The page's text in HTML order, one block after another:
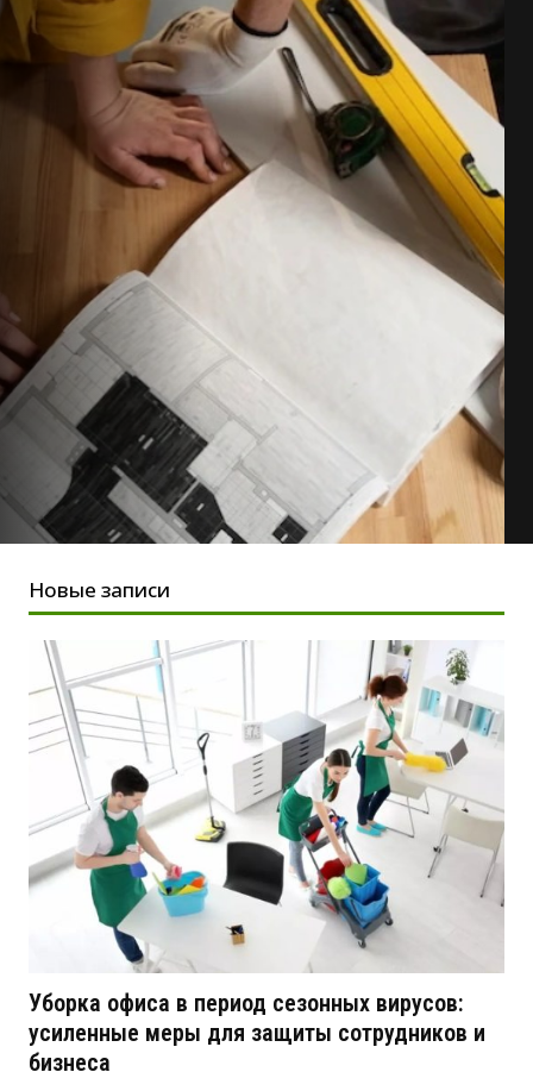
Новые записи
Уборка офиса в период сезонных вирусов:
усиленные меры для защиты сотрудников и
бизнеса